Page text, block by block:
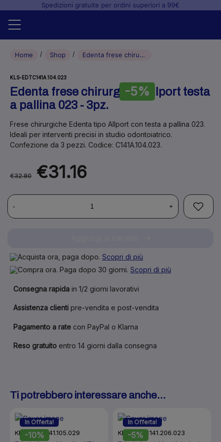
Spedizioni gratuite per ordini superiori a 99€
Home
Shop
Studio odontoiatrico +
Blog
Home Shop Edenta frese chirurgiche allport testa a pallina 023 – 3pz.
-5%
KLS-EDTC141A.104.023
Edenta frese chirurgiche allport testa
a pallina 023 - 3pz.
Frese chirurgiche Edenta tipo Allport con testa a pallina 023.
Ideali per interventi precisi in studio odontoiatrico.
Confezione da 3 pezzi. Codice: C141A.104.023.
€32.80 €31.16
- +
Acquista ora, paga dopo. Scopri di più
Compra ora. Paga dopo 30 giorni. Scopri di più
Consegna rapida in 1/2 giorni lavorativi
Assistenza clienti pre-vendita e post-vendita
Pagamento a rate con PayPal o Klarna
Reso gratuito entro 14 giorni dalla consegna
Ti potrebbero interessare anche...
In Offerta!
-10%
KLS-EDTC141.105.029
In Offerta!
-5%
KLS-EDTC141.206.023